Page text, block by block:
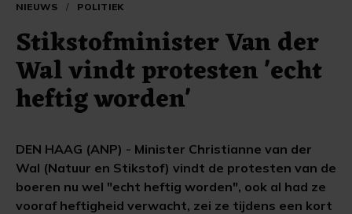
NIEUWS / POLITIEK
Stikstofminister Van der
Wal vindt protesten 'echt
heftig worden'
DEN HAAG (ANP) - Minister Christianne van der
Wal (Natuur en Stikstof) vindt de protesten van de
boeren nu wel "echt heftig worden", ook al had ze
vooraf heftigheid verwacht, zei ze tijdens een kort